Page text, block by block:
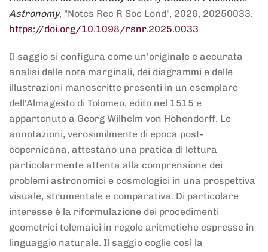
Astronomy, "Notes Rec R Soc Lond", 2026, 20250033.
https://doi.org/10.1098/rsnr.2025.0033
Il saggio si configura come un'originale e accurata
analisi delle note marginali, dei diagrammi e delle
illustrazioni manoscritte presenti in un esemplare
dell'Almagesto di Tolomeo, edito nel 1515 e
appartenuto a Georg Wilhelm von Hohendorff. Le
annotazioni, verosimilmente di epoca post-
copernicana, attestano una pratica di lettura
particolarmente attenta alla comprensione dei
problemi astronomici e cosmologici in una prospettiva
visuale, strumentale e comparativa. Di particolare
interesse è la riformulazione dei procedimenti
geometrici tolemaici in regole aritmetiche espresse in
linguaggio naturale. Il saggio coglie così la